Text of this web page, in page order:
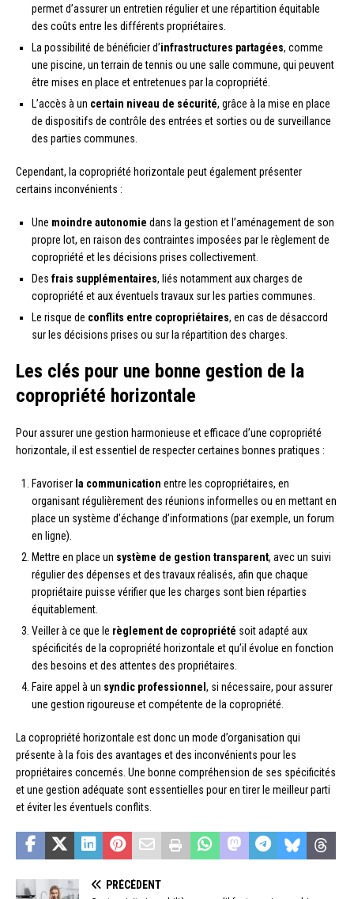
permet d’assurer un entretien régulier et une répartition équitable
des coûts entre les différents propriétaires.
La possibilité de bénéficier d’infrastructures partagées, comme
une piscine, un terrain de tennis ou une salle commune, qui peuvent
être mises en place et entretenues par la copropriété.
L’accès à un certain niveau de sécurité, grâce à la mise en place
de dispositifs de contrôle des entrées et sorties ou de surveillance
des parties communes.
Cependant, la copropriété horizontale peut également présenter
certains inconvénients :
Une moindre autonomie dans la gestion et l’aménagement de son
propre lot, en raison des contraintes imposées par le règlement de
copropriété et les décisions prises collectivement.
Des frais supplémentaires, liés notamment aux charges de
copropriété et aux éventuels travaux sur les parties communes.
Le risque de conflits entre copropriétaires, en cas de désaccord
sur les décisions prises ou sur la répartition des charges.
Les clés pour une bonne gestion de la
copropriété horizontale
Pour assurer une gestion harmonieuse et efficace d’une copropriété
horizontale, il est essentiel de respecter certaines bonnes pratiques :
Favoriser la communication entre les copropriétaires, en
organisant régulièrement des réunions informelles ou en mettant en
place un système d’échange d’informations (par exemple, un forum
en ligne).
Mettre en place un système de gestion transparent, avec un suivi
régulier des dépenses et des travaux réalisés, afin que chaque
propriétaire puisse vérifier que les charges sont bien réparties
équitablement.
Veiller à ce que le règlement de copropriété soit adapté aux
spécificités de la copropriété horizontale et qu’il évolue en fonction
des besoins et des attentes des propriétaires.
Faire appel à un syndic professionnel , si nécessaire, pour assurer
une gestion rigoureuse et compétente de la copropriété.
La copropriété horizontale est donc un mode d’organisation qui
présente à la fois des avantages et des inconvénients pour les
propriétaires concernés. Une bonne compréhension de ses spécificités
et une gestion adéquate sont essentielles pour en tirer le meilleur parti
et éviter les éventuels conflits.
PRÉCÉDENT